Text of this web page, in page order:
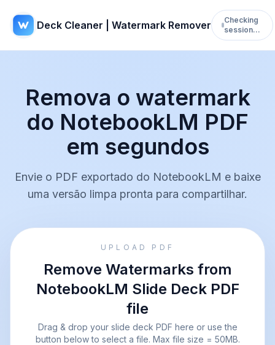
Deck Cleaner | Watermark Remover
Checking
session…
Remova o watermark
do NotebookLM PDF
em segundos
Envie o PDF exportado do NotebookLM e baixe
uma versão limpa pronta para compartilhar.
UPLOAD PDF
Remove Watermarks from
NotebookLM Slide Deck PDF
file
Drag & drop your slide deck PDF here or use the
button below to select a file. Max file size = 50MB.